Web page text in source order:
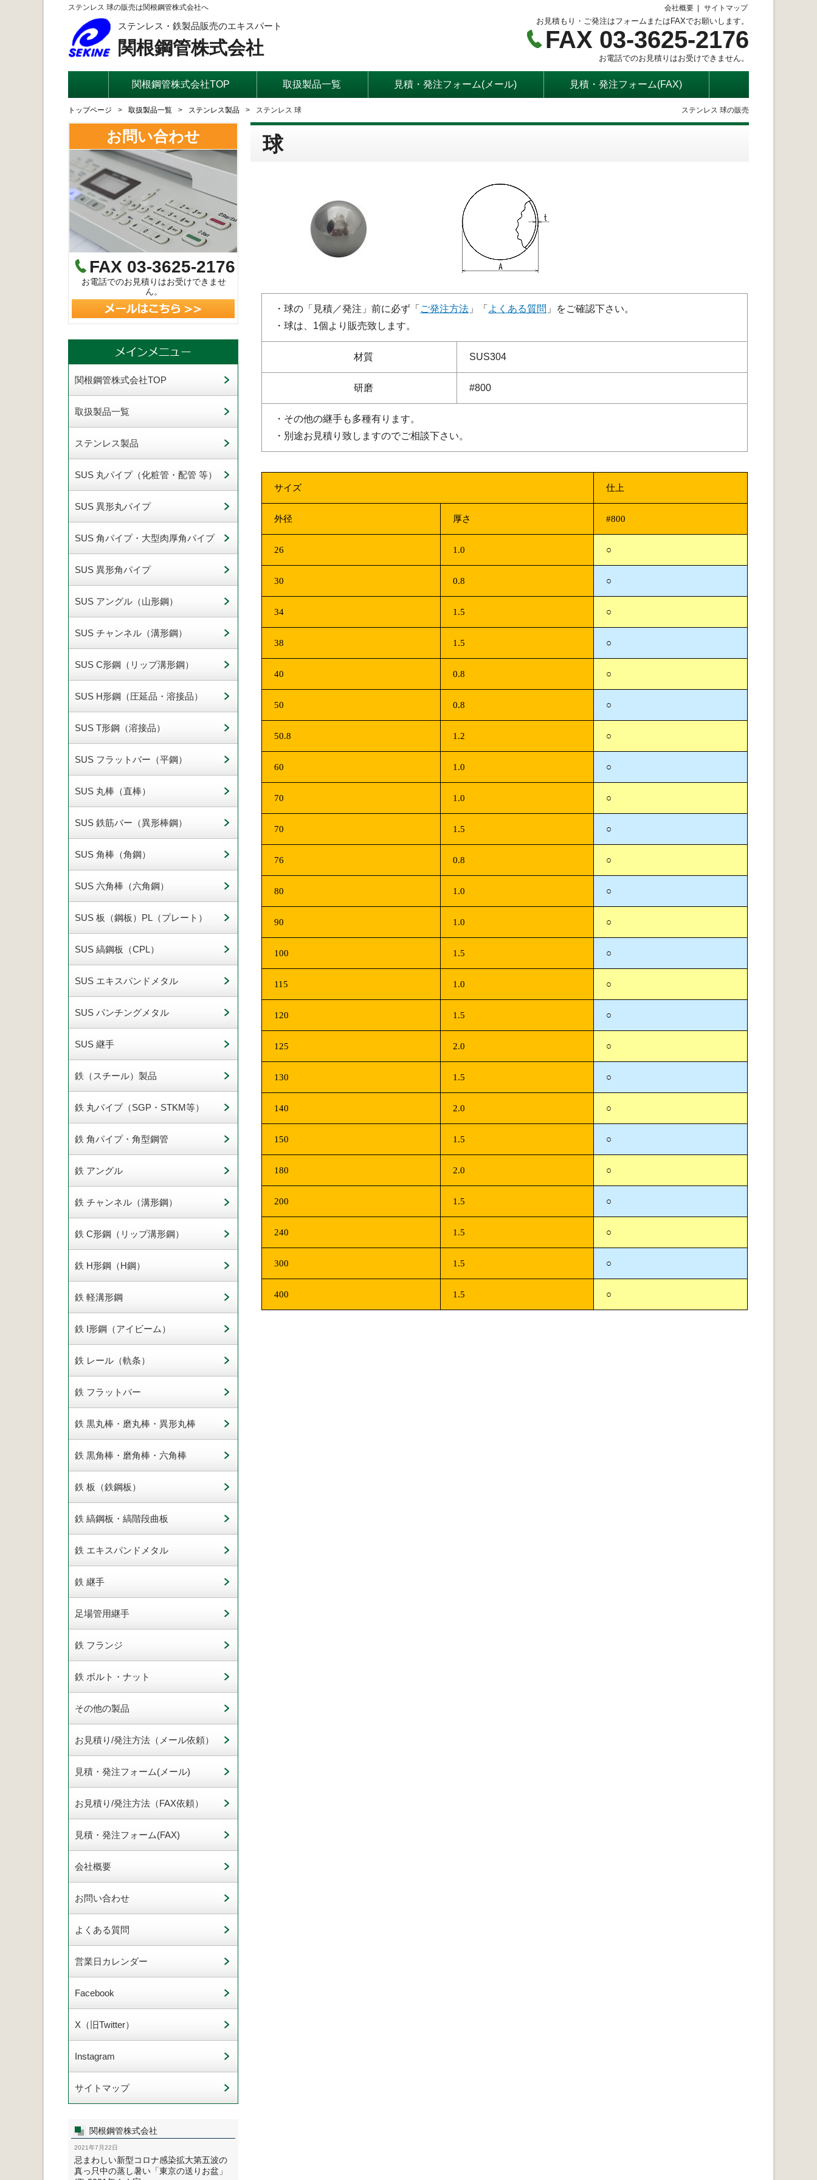
ステンレス 球の販売は関根鋼管株式会社へ 会社概要 サイトマップ
ステンレス・鉄製品販売のエキスパート
関根鋼管株式会社
お見積もり・ご発注はフォームまたはFAXでお願いします。
FAX 03-3625-2176
お電話でのお見積りはお受けできません。
関根鋼管株式会社TOP 取扱製品一覧 見積・発注フォーム(メール) 見積・発注フォーム(FAX)
トップページ 取扱製品一覧 ステンレス製品 ステンレス 球 ステンレス 球の販売
球
・球の「見積／発注」前に必ず「 ご発注方法 」「 よくある質問 」をご確認下さい。
・球は、1個より販売致します。
材質 SUS304
研磨 #800
・その他の継手も多種有ります。
・別途お見積り致しますのでご相談下さい。
サイズ 仕上
外径 厚さ #800
26 1.0 ○
30 0.8 ○
34 1.5 ○
38 1.5 ○
40 0.8 ○
50 0.8 ○
50.8 1.2 ○
60 1.0 ○
70 1.0 ○
70 1.5 ○
76 0.8 ○
80 1.0 ○
90 1.0 ○
100 1.5 ○
115 1.0 ○
120 1.5 ○
125 2.0 ○
130 1.5 ○
140 2.0 ○
150 1.5 ○
180 2.0 ○
200 1.5 ○
240 1.5 ○
300 1.5 ○
400 1.5 ○
お問い合わせ
FAX 03-3625-2176
お電話でのお見積りはお受けできませ
ん。
関根鋼管株式会社TOP
取扱製品一覧
ステンレス製品
SUS 丸パイプ（化粧管・配管 等）
SUS 異形丸パイプ
SUS 角パイプ・大型肉厚角パイプ
SUS 異形角パイプ
SUS アングル（山形鋼）
SUS チャンネル（溝形鋼）
SUS C形鋼（リップ溝形鋼）
SUS H形鋼（圧延品・溶接品）
SUS T形鋼（溶接品）
SUS フラットバー（平鋼）
SUS 丸棒（直棒）
SUS 鉄筋バー（異形棒鋼）
SUS 角棒（角鋼）
SUS 六角棒（六角鋼）
SUS 板（鋼板）PL（プレート）
SUS 縞鋼板（CPL）
SUS エキスパンドメタル
SUS パンチングメタル
SUS 継手
鉄（スチール）製品
鉄 丸パイプ（SGP・STKM等）
鉄 角パイプ・角型鋼管
鉄 アングル
鉄 チャンネル（溝形鋼）
鉄 C形鋼（リップ溝形鋼）
鉄 H形鋼（H鋼）
鉄 軽溝形鋼
鉄 I形鋼（アイビーム）
鉄 レール（軌条）
鉄 フラットバー
鉄 黒丸棒・磨丸棒・異形丸棒
鉄 黒角棒・磨角棒・六角棒
鉄 板（鉄鋼板）
鉄 縞鋼板・縞階段曲板
鉄 エキスパンドメタル
鉄 継手
足場管用継手
鉄 フランジ
鉄 ボルト・ナット
その他の製品
お見積り/発注方法（メール依頼）
見積・発注フォーム(メール)
お見積り/発注方法（FAX依頼）
見積・発注フォーム(FAX)
会社概要
お問い合わせ
よくある質問
営業日カレンダー
Facebook
X（旧Twitter）
Instagram
サイトマップ
関根鋼管株式会社
2021年7月22日
忌まわしい新型コロナ感染拡大第五波の
真っ只中の蒸し暑い「東京の送りお盆」